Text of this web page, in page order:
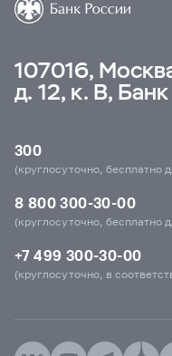
107016,
д. 12, к. В,
300
(круглосуточно, бесплатно
8 800 300-30-00
(круглосуточно, бесплатно
+7 499 300-30-00
(круглосуточно, в